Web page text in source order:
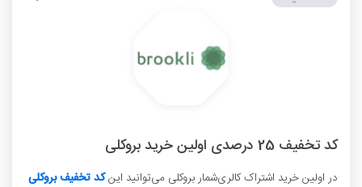
کد تخفیف 25 درصدی اولین خرید بروکلی
در اولین خرید اشتراک کالری‌شمار بروکلی می‌توانید اینکد تخفیف بروکلی